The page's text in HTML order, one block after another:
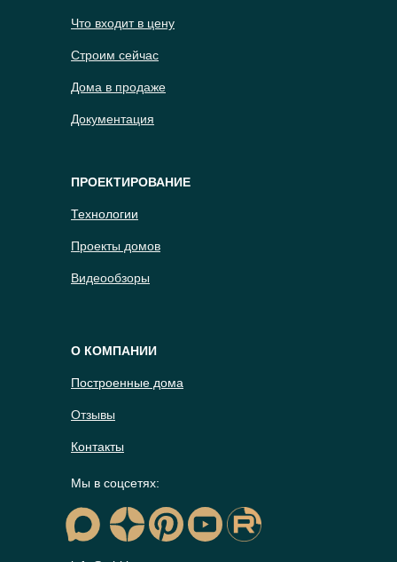
Контакты
Отзывы
Построенные дома
О КОМПАНИИ
Видеообзоры
Проекты домов
Технологии
ПРОЕКТИРОВАНИЕ
Документация
Дома в продаже
Строим сейчас
Что входит в цену
Мы в соцсетях: